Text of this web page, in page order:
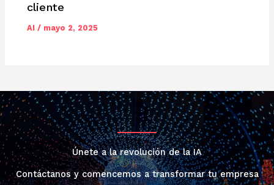
cliente
AI / mayo 2, 2025
Únete a la revolución de la IA
Contáctanos y comencemos a transformar tu empresa